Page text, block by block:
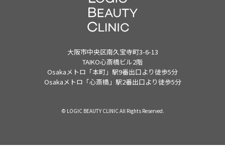
大阪市中央区南久宝寺町3-6-13
TAIKO心斎橋ビル2階
Osakaメトロ「本町」駅9番出口より徒歩5分
Osakaメトロ「心斎橋」駅2番出口より徒歩5分
© LOGIC BEAUTY CLINIC All Rights Reserved.